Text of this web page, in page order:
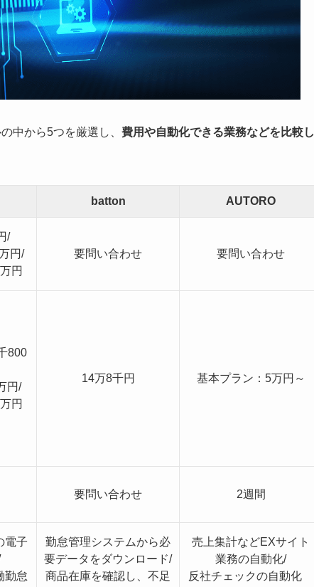
中から5つを厳選し、 費用や自動化できる業務などを比較し
batton AUTORO
/
円/
円
要問い合わせ 要問い合わせ
800
円/
円
14万8千円 基本プラン：5万円～
要問い合わせ 2週間
電子
勤怠
勤怠管理システムから必
要データをダウンロード/
商品在庫を確認し、不足
売上集計などEXサイト
業務の自動化/
反社チェックの自動化